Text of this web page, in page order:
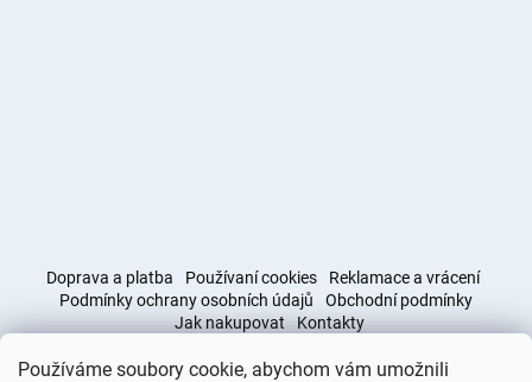
Používáme soubory cookie, abychom vám umožnili
Doprava a platba Používaní cookies
Reklamace a vrácení
Podmínky ochrany osobních údajů
Obchodní podmínky
Jak nakupovat
Kontakty
Obchodní podmínky Doprava a platba